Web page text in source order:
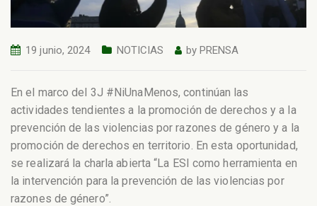
19 junio, 2024 NOTICIAS by PRENSA
En el marco del 3J #NiUnaMenos, continúan las
actividades tendientes a la promoción de derechos y a la
prevención de las violencias por razones de género y a la
promoción de derechos en territorio. En esta oportunidad,
se realizará la charla abierta “La ESI como herramienta en
la intervención para la prevención de las violencias por
razones de género”.